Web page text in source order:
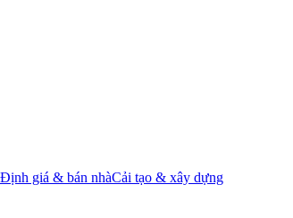
Định giá & bán nhàCải tạo & xây dựng